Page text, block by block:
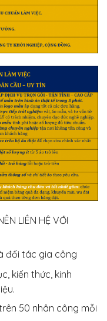
LIÊN HỆ VỚI
đối tác gia công
kiến thức, kinh
50 nhân công mỗi